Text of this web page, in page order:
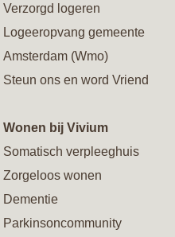
Verzorgd logeren
Logeeropvang gemeente
Amsterdam (Wmo)
Steun ons en word Vriend
Wonen bij Vivium
Somatisch verpleeghuis
Zorgeloos wonen
Dementie
Parkinsoncommunity